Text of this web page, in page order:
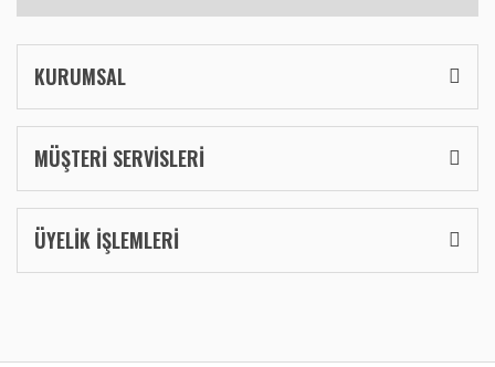
KURUMSAL
MÜŞTERİ SERVİSLERİ
ÜYELİK İŞLEMLERİ